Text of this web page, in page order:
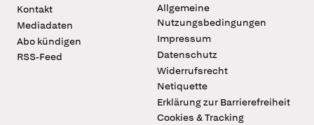
Kontakt
Mediadaten
Abo kündigen
RSS-Feed
Allgemeine
Nutzungsbedingungen
Impressum
Datenschutz
Widerrufsrecht
Netiquette
Erklärung zur Barrierefreiheit
Cookies & Tracking